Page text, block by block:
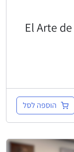
El Arte
הוספה לסל